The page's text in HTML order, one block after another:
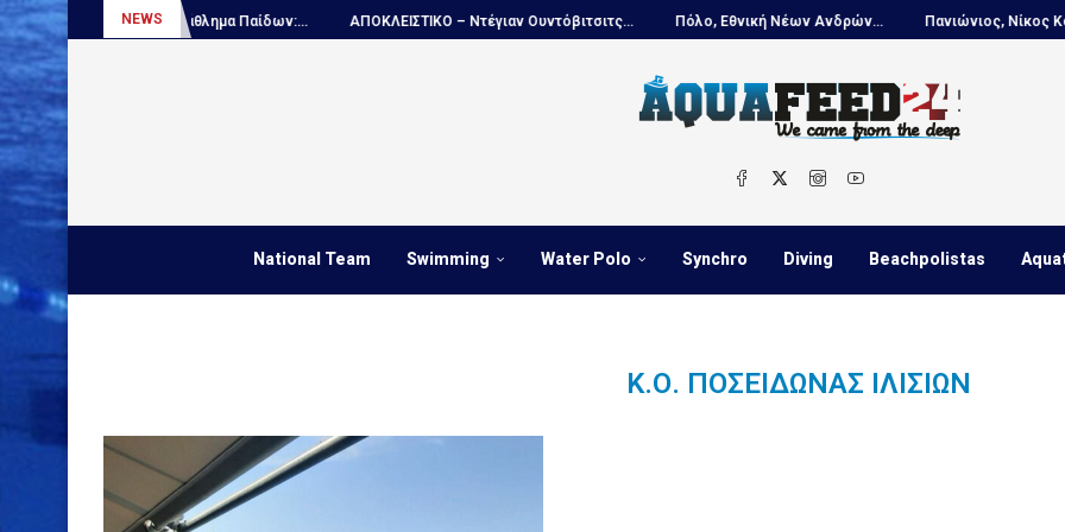
NEWS
Παγκόσμιο πρωτάθλημα Παίδων:... ΑΠΟΚΛΕΙΣΤΙΚΟ – Ντέγιαν Ουντόβιτσιτς... Πόλο, Εθνική Νέων Ανδρών... Πανιώνιος, Νίκος
National Team Swimming Water Polo Synchro Diving Beachpolistas
Κ.Ο. ΠΟΣΕΙΔΏΝΑΣ ΙΛΙΣΊΩΝ